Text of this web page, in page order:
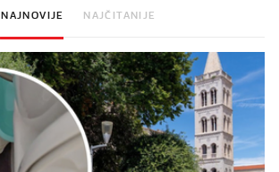
NAJNOVIJE NAJČITANIJE